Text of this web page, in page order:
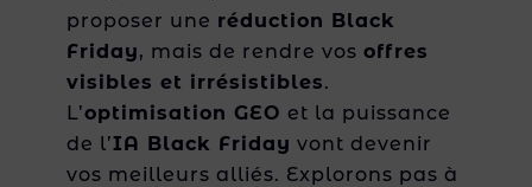
proposer une réduction Black
Friday, mais de rendre vos offres
visibles et irrésistibles.
L’optimisation GEO et la puissance
de l’IA Black Friday vont devenir
vos meilleurs alliés. Explorons pas à